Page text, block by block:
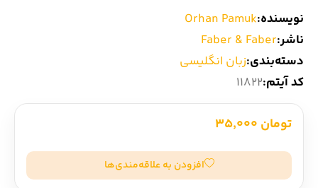
نویسنده:Orhan Pamuk
ناشر:Faber & Faber
دسته‌بندی:زبان انگلیسی
کد آیتم:11822
تومان 35,000
افزودن به علاقه‌مندی‌ها